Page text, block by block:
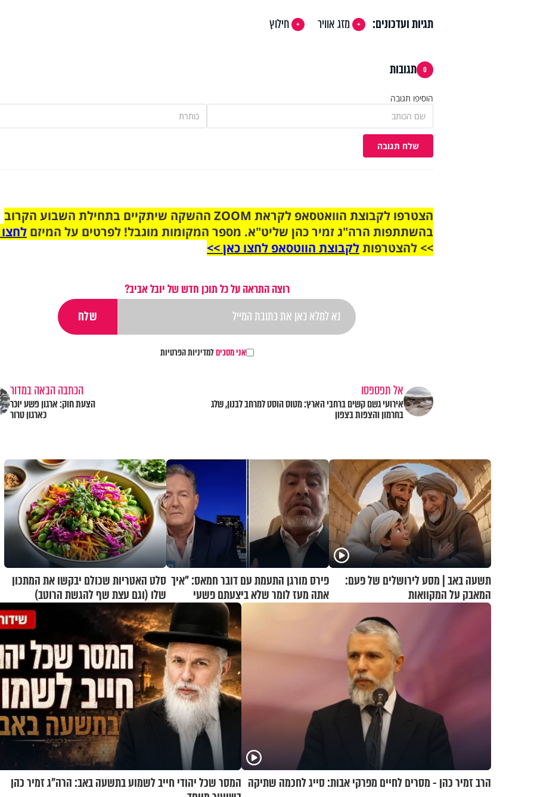
תגיות ועדכונים: מזג אוויר חילוץ
0 תגובות
הוסיפו תגובה
שלח תגובה
הצטרפו לקבוצת הוואטסאפ לקראת ZOOM ההשקה שיתקיים בתחילת השבוע הקרוב
בהשתתפות הרה"ג זמיר כהן שליט"א. מספר המקומות מוגבל! לפרטים על המיזם
>> להצטרפותלקבוצת הווטסאפ לחצו כאן >>
רוצה התראה על כל תוכן חדש של יובל אביב?
אני מסכיםלמדיניות הפרטיות
אל תפספסו
אירועי גשם קשים ברחבי הארץ: מטוס הוסט למרחב לבנון, שלג
בחרמון והצפות בצפון
הכתבה הבאה במדור
הצעת חוק: ארגון פשע יוכר
כארגון טרור
תשעה באב | מסע לירושלים של פעם:
המאבק על המקוואות
פירס מורגן התעמת עם דובר חמאס: "איך
אתה מעז לומר שלא ביצעתם פשעי
סלט האטריות שכולם יבקשו את המתכון
שלו (וגם עצת שף להגשת הרוטב)
הרב זמיר כהן - מסרים לחיים מפרקי אבות: סייג לחכמה שתיקה המסר שכל יהודי חייב לשמוע בתשעה באב: הרה"ג זמיר כהן